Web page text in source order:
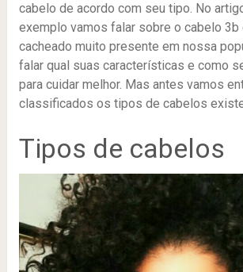
cabelo de acordo com seu tipo. No
exemplo vamos falar sobre o cabelo 3b
cacheado muito presente em nossa
falar qual suas características e como
para cuidar melhor. Mas antes vamos
classificados os tipos de cabelos
Tipos de cabelos